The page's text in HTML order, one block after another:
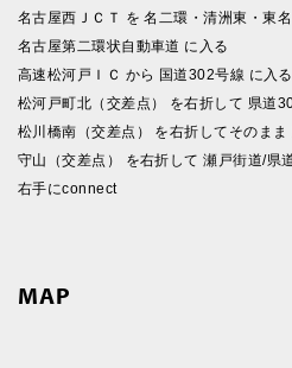
名古屋西ＪＣＴ を 名二環・清洲東・東
名古屋第二環状自動車道 に入る
高速松河戸ＩＣ から 国道302号線 に入る
松河戸町北（交差点） を右折して 県道
松川橋南（交差点） を右折してそのま
守山（交差点） を右折して 瀬戸街道/県
右手にconnect
MAP